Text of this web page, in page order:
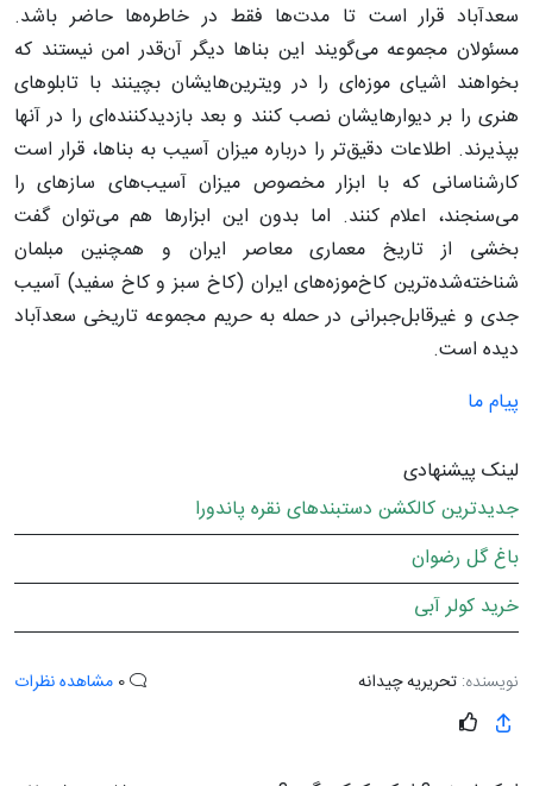
سعدآباد قرار است تا مدت‌ها فقط در خاطره‌ها حاضر باشد.
مسئولان مجموعه می‌گویند این بناها دیگر آن‌قدر امن نیستند که
بخواهند اشیای موزه‌ای را در ویترین‌هایشان بچینند با تابلوهای
هنری را بر دیوارهایشان نصب کنند و بعد بازدیدکننده‌ای را در آنها
بپذیرند. اطلاعات دقیق‌تر را درباره میزان آسیب به بناها، قرار است
کارشناسانی که با ابزار مخصوص میزان آسیب‌های سازه‎ای را
می‌سنجند، اعلام کنند. اما بدون این ابزارها هم می‌توان گفت
بخشی از تاریخ معماری معاصر ایران و همچنین مبلمان
شناخته‌شده‌ترین کاخ‌موزه‌های ایران (کاخ سبز و کاخ سفید) آسیب
جدی و غیرقابل‌جبرانی در حمله به حریم مجموعه تاریخی سعدآباد
دیده است.
پیام ما
لینک پیشنهادی
جدیدترین کالکشن دستبندهای نقره پاندورا
باغ گل رضوان
خرید کولر آبی
نویسنده: تحریریه چیدانه مشاهده نظرات